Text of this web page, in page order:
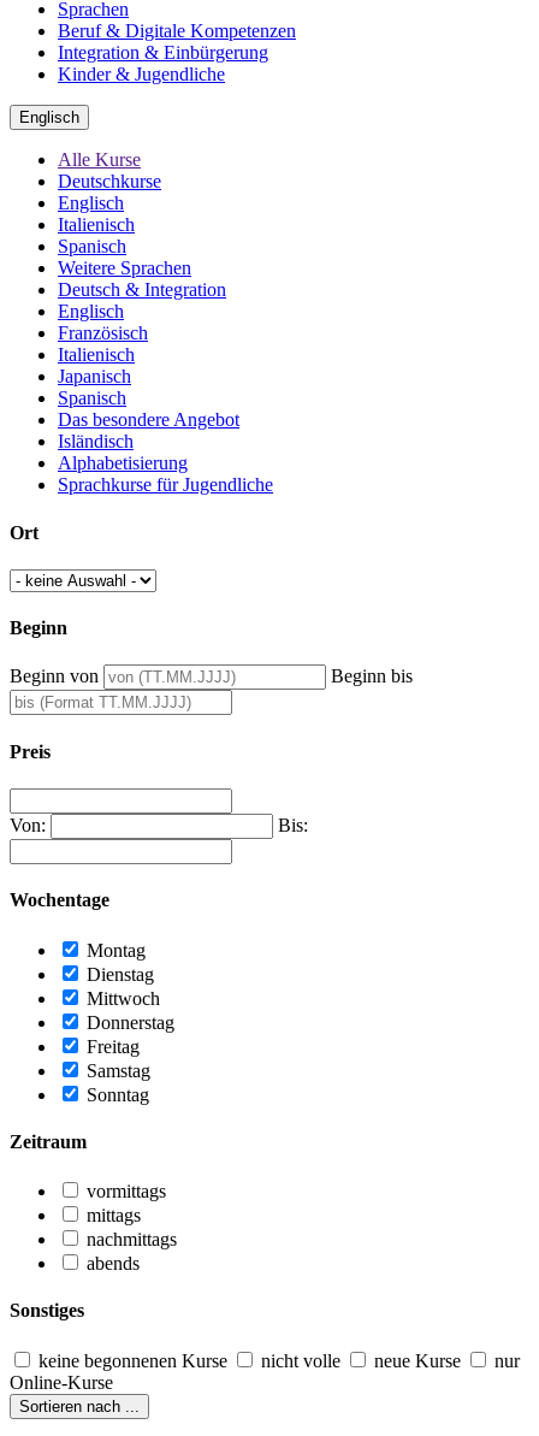
Sprachen
Beruf & Digitale Kompetenzen
Integration & Einbürgerung
Kinder & Jugendliche
Englisch
Alle Kurse
Deutschkurse
Englisch
Italienisch
Spanisch
Weitere Sprachen
Deutsch & Integration
Englisch
Französisch
Italienisch
Japanisch
Spanisch
Das besondere Angebot
Isländisch
Alphabetisierung
Sprachkurse für Jugendliche
Ort
Beginn
Beginn von Beginn bis
Preis
Von: Bis:
Wochentage
Montag
Dienstag
Mittwoch
Donnerstag
Freitag
Samstag
Sonntag
Zeitraum
vormittags
mittags
nachmittags
abends
Sonstiges
keine begonnenen Kurse nicht volle neue Kurse
nur
Online-Kurse
Sortieren nach ...